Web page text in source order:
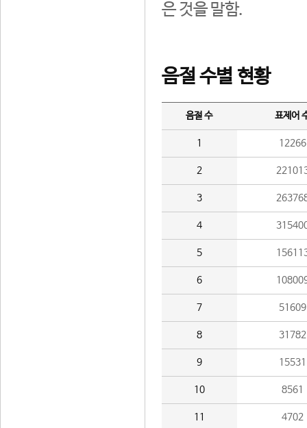
은 것을 말함.
음절 수별 현황
음절 수 표제어
1 12266
2
3
4
5
6
7 51609
8 31782
9 15531
10 8561
11 4702